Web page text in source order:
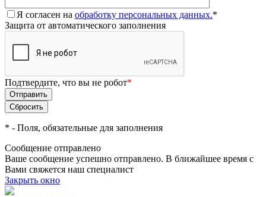
Я согласен на обработку персональных данных.*
Защита от автоматического заполнения
Подтвердите, что вы не робот*
* - Поля, обязательные для заполнения
Сообщение отправлено
Ваше сообщение успешно отправлено. В ближайшее время с
Вами свяжется наш специалист
Закрыть окно